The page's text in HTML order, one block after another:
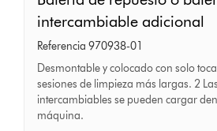
de
repuesto
o
batería
intercambiable
adicional
intercambiable adicional
Referencia 970938-01
Desmontable y colocado con solo
sesiones de limpieza más largas. 2
intercambiables se pueden cargar
máquina.